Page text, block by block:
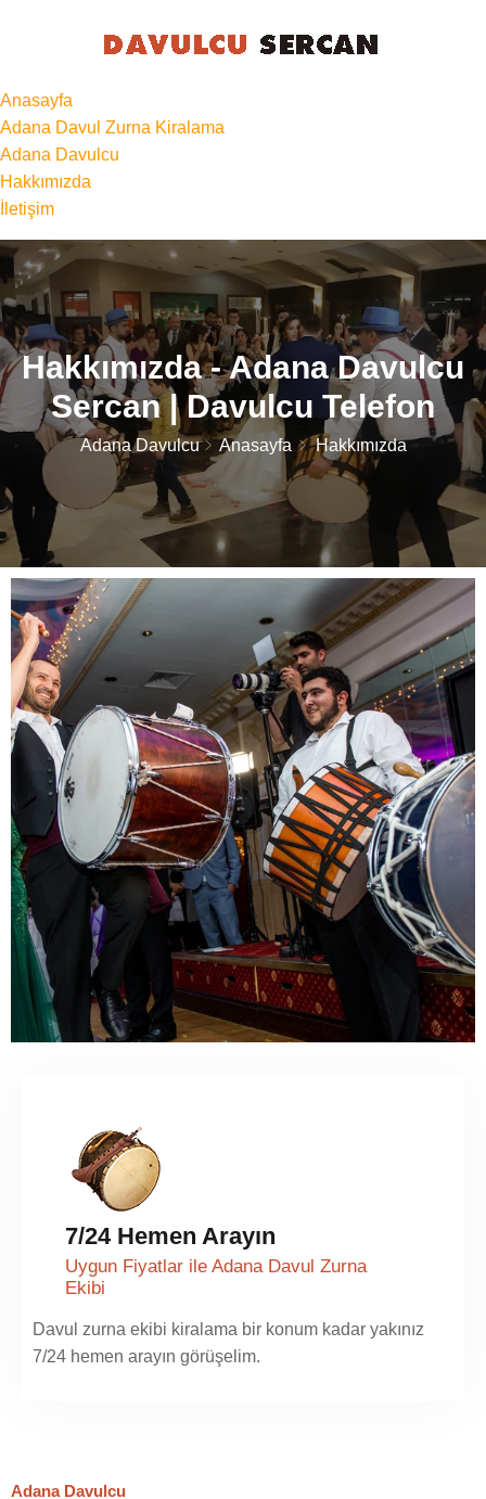
Anasayfa
Adana Davul Zurna Kiralama
Adana Davulcu
Hakkımızda
İletişim
Hakkımızda - Adana Davulcu
Sercan | Davulcu Telefon
Adana Davulcu Anasayfa Hakkımızda
7/24 Hemen Arayın
Uygun Fiyatlar ile Adana Davul Zurna
Ekibi
Davul zurna ekibi kiralama bir konum kadar yakınız
7/24 hemen arayın görüşelim.
Adana Davulcu